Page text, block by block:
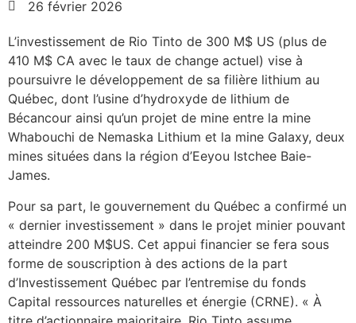
26 février 2026
L’investissement de Rio Tinto de 300 M$ US (plus de
410 M$ CA avec le taux de change actuel) vise à
poursuivre le développement de sa filière lithium au
Québec, dont l’usine d’hydroxyde de lithium de
Bécancour ainsi qu’un projet de mine entre la mine
Whabouchi de Nemaska Lithium et la mine Galaxy, deux
mines situées dans la région d’Eeyou Istchee Baie-
James.
Pour sa part, le gouvernement du Québec a confirmé un
« dernier investissement » dans le projet minier pouvant
atteindre 200 M$US. Cet appui financier se fera sous
forme de souscription à des actions de la part
d’Investissement Québec par l’entremise du fonds
Capital ressources naturelles et énergie (CRNE). « À